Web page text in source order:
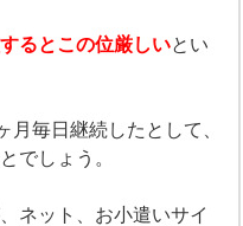
るとこの位厳しいとい
毎日継続したとして、
でしょう。
ネット、お小遣いサイ